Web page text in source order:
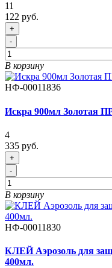
11
122 руб.
+
-
В корзину
НФ-00011836
Искра 900мл Золотая
4
335 руб.
+
-
В корзину
НФ-00011830
КЛЕЙ Аэрозоль для
400мл.